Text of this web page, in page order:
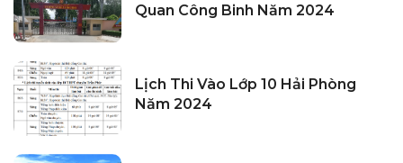
Quan Công Binh Năm 2024
Lịch Thi Vào Lớp 10 Hải Phòng
Năm 2024